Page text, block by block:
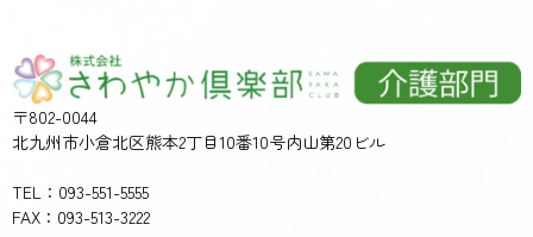
〒802-0044
北九州市小倉北区熊本2丁目10番10号内山第20ビル
TEL：093-551-5555
FAX：093-513-3222